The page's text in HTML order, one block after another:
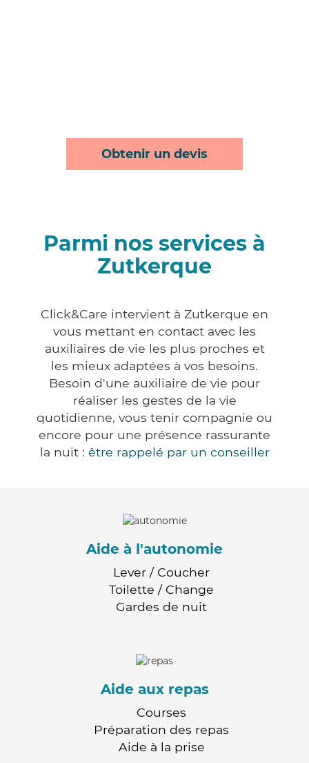
Obtenir un devis
Parmi nos services à
Zutkerque
Click&Care intervient à Zutkerque en
vous mettant en contact avec les
auxiliaires de vie les plus proches et
les mieux adaptées à vos besoins.
Besoin d'une auxiliaire de vie pour
réaliser les gestes de la vie
quotidienne, vous tenir compagnie ou
encore pour une présence rassurante
la nuit : être rappelé par un conseiller
Aide à l'autonomie
Lever / Coucher
Toilette / Change
Gardes de nuit
Aide aux repas
Courses
Préparation des repas
Aide à la prise